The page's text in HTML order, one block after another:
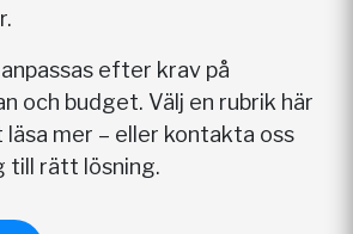
efter krav på
och budget. Välj en rubrik här
mer – eller kontakta oss
till rätt lösning.